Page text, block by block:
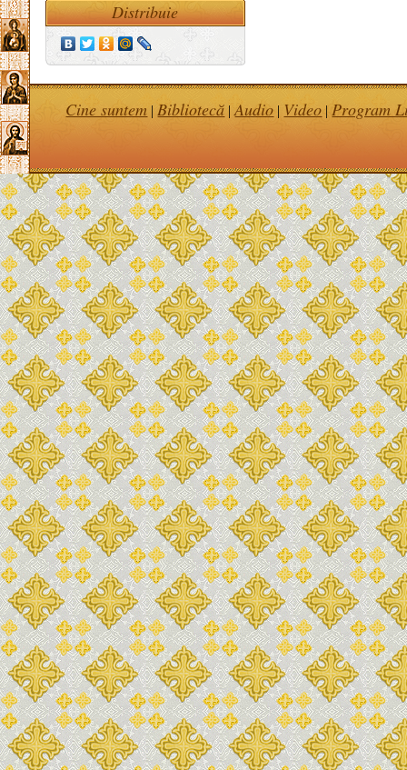
Distribuie
Cine suntem | Bibliotecă |Audio | Video | Program